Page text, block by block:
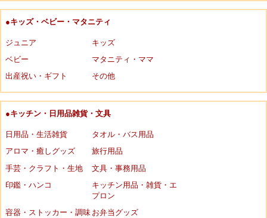
●キッズ・ベビー・マタニティ
ジュニア
キッズ
ベビー
マタニティ・ママ
出産祝い・ギフト
その他
●キッチン・日用品雑貨・文具
日用品・生活雑貨
タオル・バス用品
アロマ・癒しグッズ
旅行用品
手芸・クラフト・生地
文具・事務用品
印鑑・ハンコ
キッチン用品・雑貨・エ
プロン
容器・ストッカー・調味 お弁当グッズ